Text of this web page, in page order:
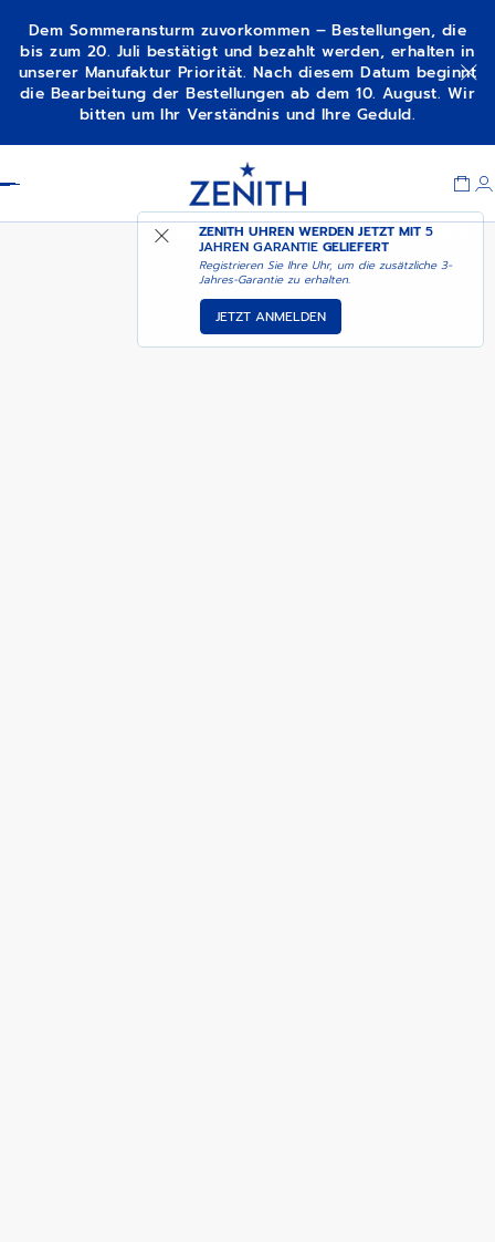
Dem Sommeransturm zuvorkommen – Bestellungen, die
bis zum 20. Juli bestätigt und bezahlt werden, erhalten in
unserer Manufaktur Priorität. Nach diesem Datum beginnt
die Bearbeitung der Bestellungen ab dem 10. August. Wir
bitten um Ihr Verständnis und Ihre Geduld.
ZENITH UHREN WERDEN JETZT MIT5
JAHREN GARANTIE GELIEFERT
Registrieren Sie Ihre Uhr, um die zusätzliche 3-
Jahres-Garantie zu erhalten.
JETZT ANMELDEN
DEFY SKYLINE - NEBULA PINK